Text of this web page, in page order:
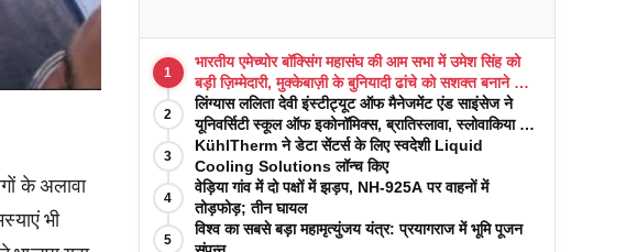
के अलावा
भी
1
भारतीय एमेच्योर बॉक्सिंग महासंघ की आम सभा में उमेश सिंह को
बड़ी ज़िम्मेदारी, मुक्केबाज़ी के बुनियादी ढांचे को सशक्त बनाने का
वादा
2
लिंग्यास ललिता देवी इंस्टीट्यूट ऑफ मैनेजमेंट एंड साइंसेज ने
यूनिवर्सिटी स्कूल ऑफ इकोनॉमिक्स, ब्रातिस्लावा, स्लोवाकिया के
साथ अकादमिक पत्रिकाओं में प्रकाशन रणनीतियों पर एक
दिवसीय कार्यशाला का आयोजन किया
3
KühlTherm ने डेटा सेंटर्स के लिए स्वदेशी Liquid
Cooling Solutions लॉन्च किए
4
वेड़िया गांव में दो पक्षों में झड़प, NH-925A पर वाहनों में
तोड़फोड़; तीन घायल
5
विश्व का सबसे बड़ा महामृत्युंजय यंत्र: प्रयागराज में भूमि पूजन